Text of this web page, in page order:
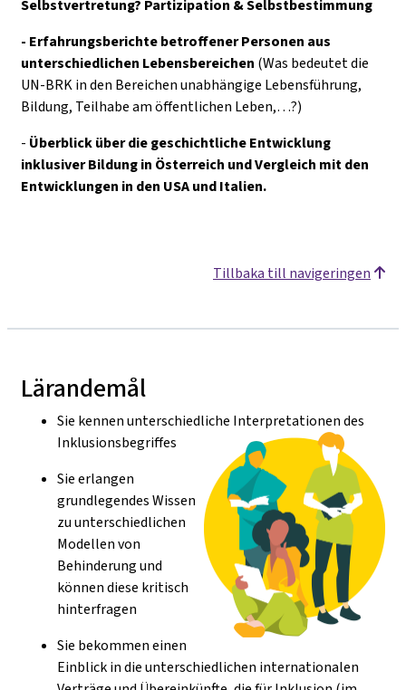
Selbstvertretung? Partizipation & Selbstbestimmung
- Erfahrungsberichte betroffener Personen aus
unterschiedlichen Lebensbereichen (Was bedeutet die
UN-BRK in den Bereichen unabhängige Lebensführung,
Bildung, Teilhabe am öffentlichen Leben,…?)
- Überblick über die geschichtliche Entwicklung
inklusiver Bildung in Österreich und Vergleich mit den
Entwicklungen in den USA und Italien.
Tillbaka till navigeringen
Lärandemål
Sie kennen unterschiedliche Interpretationen des
Inklusionsbegriffes
Sie erlangen
grundlegendes Wissen
zu unterschiedlichen
Modellen von
Behinderung und
können diese kritisch
hinterfragen
Sie bekommen einen
Einblick in die unterschiedlichen internationalen